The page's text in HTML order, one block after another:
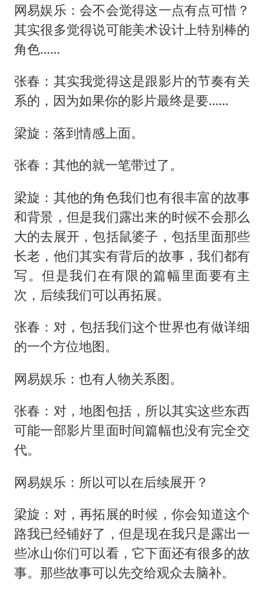
网易娱乐：会不会觉得这一点有点可惜？
其实很多觉得说可能美术设计上特别棒的
角色……
张春：其实我觉得这是跟影片的节奏有关
系的，因为如果你的影片最终是要……
梁旋：落到情感上面。
张春：其他的就一笔带过了。
梁旋：其他的角色我们也有很丰富的故事
和背景，但是我们露出来的时候不会那么
大的去展开，包括鼠婆子，包括里面那些
长老，他们其实有背后的故事，我们都有
写。但是我们在有限的篇幅里面要有主
次，后续我们可以再拓展。
张春：对，包括我们这个世界也有做详细
的一个方位地图。
网易娱乐：也有人物关系图。
张春：对，地图包括，所以其实这些东西
可能一部影片里面时间篇幅也没有完全交
代。
网易娱乐：所以可以在后续展开？
梁旋：对，再拓展的时候，你会知道这个
路我已经铺好了，但是现在我只是露出一
些冰山你们可以看，它下面还有很多的故
事。那些故事可以先交给观众去脑补。